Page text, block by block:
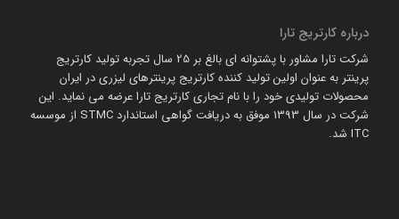
درباره کارتریج تارا
شرکت تارا مشاور با پشتوانه ای بالغ بر 25 سال تجربه تولید کارتریج
پرینتر به عنوان اولین تولید کننده کارتریج پرینترهای لیزری در ایران
محصولات تولیدی خود را با نام تجاری کارتریج تارا عرضه می نماید. این
شرکت در سال 1393 موفق به دریافت گواهی استاندارد STMC از موسسه
ITC شد.